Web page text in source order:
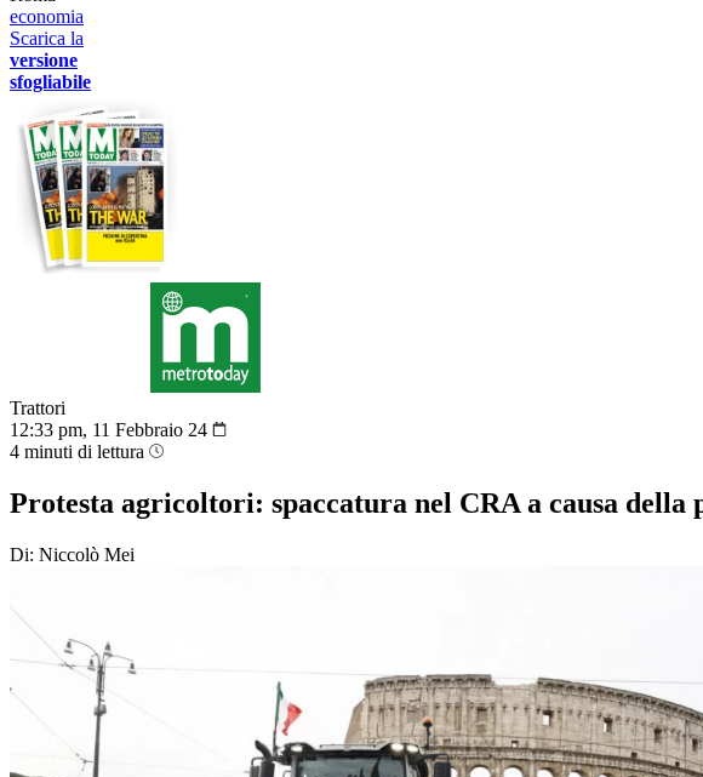
economia
Scarica la
versione
sfogliabile
Trattori
12:33 pm, 11 Febbraio 24
4 minuti di lettura
Protesta agricoltori: spaccatura nel CRA a causa della
Di: Niccolò Mei